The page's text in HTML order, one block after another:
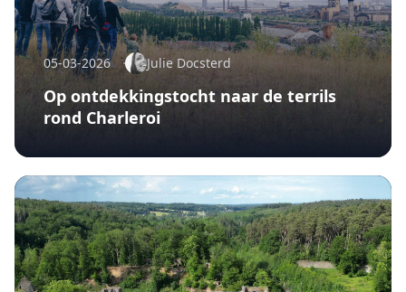
05-03-2026 Julie Docsterd
Op ontdekkingstocht naar de terrils
rond Charleroi